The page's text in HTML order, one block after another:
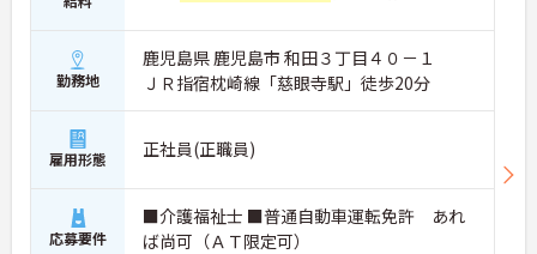
勤務地
鹿児島県 鹿児島市 和田３丁目４０－１
ＪＲ指宿枕崎線「慈眼寺駅」徒歩20分
雇用形態 正社員(正職員)
応募要件
■介護福祉士 ■普通自動車運転免許 あれ
ば尚可（ＡＴ限定可）